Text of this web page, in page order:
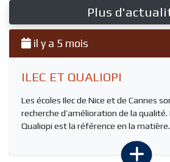
Plus
il y a 5 mois
ILEC ET QUALIOPI
Les écoles Ilec de Nice et de Cannes
recherche d’amélioration de la
Qualiopi est la référence en la